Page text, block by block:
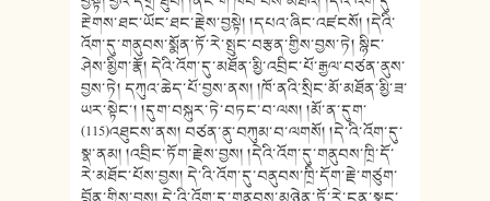
རྔེགས་ཐང་ཡོང་ཐང་རྗེས་བྱསྟེ། །དཔའ་ཞིང་འཛངསོ། །དེའི་
འོག་དུ་གནུབས་སྨོན་ཏོ་རེ་སྤུང་བརྩན་གྱིས་བྱས་ཏེ། སྙིང་
ཤེས་མྱིག་རྣོ། དེའི་འོག་དུ་མཐོན་མྱི་འབྲིང་པོ་རྒྱལ་བཙན་ནུས་
བྱས་ཏེ། དཀུའ་ཆེད་པོ་བྱས་ནས། །ཁོ་ནའི་སྲིང་མོ་མཐོན་མྱི་ཟ་
ཡར་སྟེང་། །དུག་བསྐུར་ཏེ་བཏང་བ་ལས། །མོ་ན་དུག་
(115)འཐུངས་ནས། བཙན་ནུ་བཀུམ་བ་ལགསོ། །དེ་འི་འོག་དུ་
སྣ་ནམ། །འབྲིང་ཏོག་རྗེས་བྱས། །དེའི་འོག་དུ་གནུབས་ཁྲི་དོ་
རེ་མཐོང་པོས་བྱས། དེ་འི་འོག་དུ་བནུབས་ཁྲི་དོག་རྗེ་གཙུག་